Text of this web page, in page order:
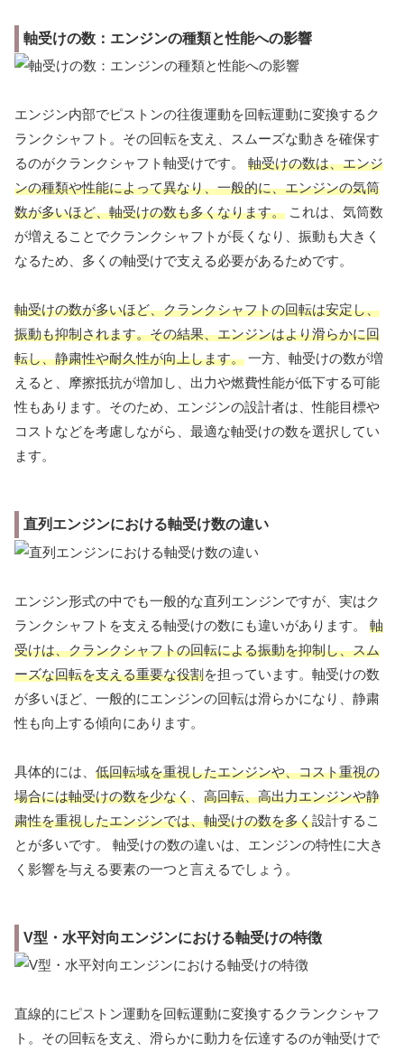
軸受けの数：エンジンの種類と性能への影響
エンジン内部でピストンの往復運動を回転運動に変換するク
ランクシャフト。その回転を支え、スムーズな動きを確保す
るのがクランクシャフト軸受けです。 軸受けの数は、エンジ
ンの種類や性能によって異なり、一般的に、エンジンの気筒
数が多いほど、軸受けの数も多くなります。 これは、気筒数
が増えることでクランクシャフトが長くなり、振動も大きく
なるため、多くの軸受けで支える必要があるためです。
軸受けの数が多いほど、クランクシャフトの回転は安定し、
振動も抑制されます。その結果、エンジンはより滑らかに回
転し、静粛性や耐久性が向上します。 一方、軸受けの数が増
えると、摩擦抵抗が増加し、出力や燃費性能が低下する可能
性もあります。そのため、エンジンの設計者は、性能目標や
コストなどを考慮しながら、最適な軸受けの数を選択してい
ます。
直列エンジンにおける軸受け数の違い
エンジン形式の中でも一般的な直列エンジンですが、実はク
ランクシャフトを支える軸受けの数にも違いがあります。 軸
受けは、クランクシャフトの回転による振動を抑制し、スム
ーズな回転を支える重要な役割を担っています。軸受けの数
が多いほど、一般的にエンジンの回転は滑らかになり、静粛
性も向上する傾向にあります。
具体的には、 低回転域を重視したエンジンや、コスト重視の
場合には軸受けの数を少なく
高回転、高出力エンジンや静
粛性を重視したエンジンでは、軸受けの数を多く設計するこ
とが多いです。 軸受けの数の違いは、エンジンの特性に大き
く影響を与える要素の一つと言えるでしょう。
V型・水平対向エンジンにおける軸受けの特徴
直線的にピストン運動を回転運動に変換するクランクシャフ
ト。その回転を支え、滑らかに動力を伝達するのが軸受けで